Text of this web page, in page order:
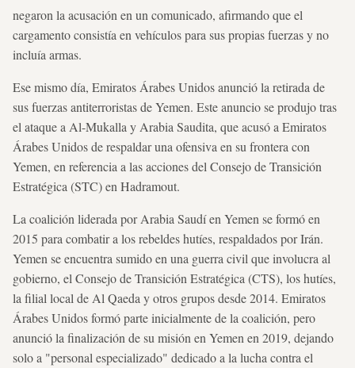
negaron la acusación en un comunicado, afirmando que el
cargamento consistía en vehículos para sus propias fuerzas y no
incluía armas.
Ese mismo día, Emiratos Árabes Unidos anunció la retirada de
sus fuerzas antiterroristas de Yemen. Este anuncio se produjo tras
el ataque a Al-Mukalla y Arabia Saudita, que acusó a Emiratos
Árabes Unidos de respaldar una ofensiva en su frontera con
Yemen, en referencia a las acciones del Consejo de Transición
Estratégica (STC) en Hadramout.
La coalición liderada por Arabia Saudí en Yemen se formó en
2015 para combatir a los rebeldes hutíes, respaldados por Irán.
Yemen se encuentra sumido en una guerra civil que involucra al
gobierno, el Consejo de Transición Estratégica (CTS), los hutíes,
la filial local de Al Qaeda y otros grupos desde 2014. Emiratos
Árabes Unidos formó parte inicialmente de la coalición, pero
anunció la finalización de su misión en Yemen en 2019, dejando
solo a "personal especializado" dedicado a la lucha contra el